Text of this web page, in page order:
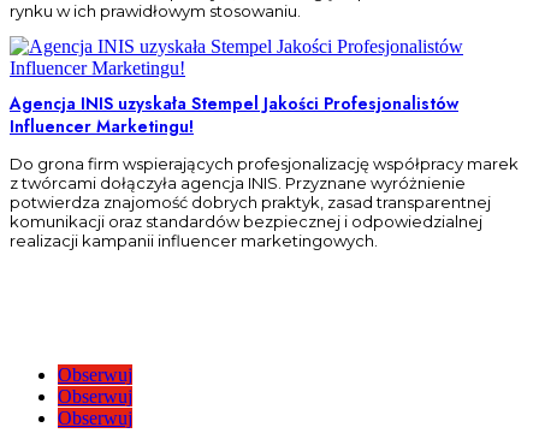
rynku w ich prawidłowym stosowaniu.
Agencja INIS uzyskała Stempel Jakości Profesjonalistów
Influencer Marketingu!
Do grona firm wspierających profesjonalizację współpracy marek
z twórcami dołączyła agencja INIS. Przyznane wyróżnienie
potwierdza znajomość dobrych praktyk, zasad transparentnej
komunikacji oraz standardów bezpiecznej i odpowiedzialnej
realizacji kampanii influencer marketingowych.
Obserwuj
Obserwuj
Obserwuj